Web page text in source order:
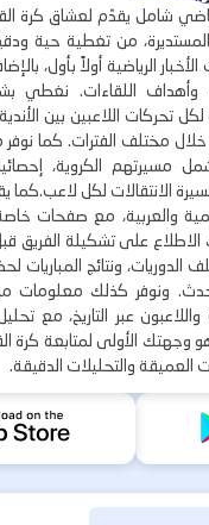
شامل يقدّم لعشاق كرة
من تغطية حية
الرياضية أولاً بأول،
وأهداف اللقاءات. نغطي
تحركات اللاعبين بين
خلال مختلف الفترات. كما
مسيرتهم الكروية،
الانتقالات لكل لاعب.كما
والعربية، مع صفحات خاصة
على تشكيلة الفريق
الدوريات، ونتائج
ونوفر كذلك معلومات
واللاعبون عبر التاريخ، مع
وجهتك الأولى لمتابعة كرة
العميقة والتحليلات الدقيقة.